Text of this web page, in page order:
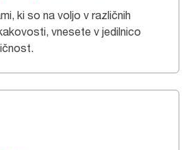
ki so na voljo v različnih
vnesete v jedilnico